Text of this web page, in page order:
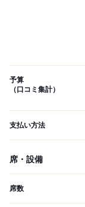
予算
（口コミ集計）
支払い方法
席・設備
席数